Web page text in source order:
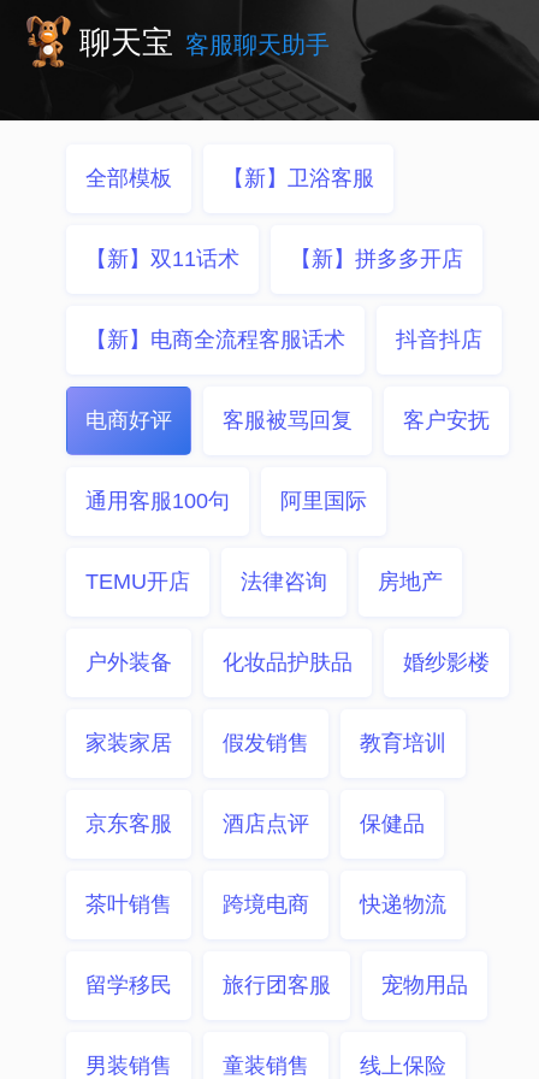
聊天宝 客服聊天助手
全部模板 【新】卫浴客服
【新】双11话术 【新】拼多多开店
【新】电商全流程客服话术 抖音抖店
电商好评 客服被骂回复 客户安抚
通用客服100句 阿里国际
TEMU开店 法律咨询 房地产
户外装备 化妆品护肤品 婚纱影楼
家装家居 假发销售 教育培训
京东客服 酒店点评 保健品
茶叶销售 跨境电商 快递物流
留学移民 旅行团客服 宠物用品
男装销售 童装销售 线上保险